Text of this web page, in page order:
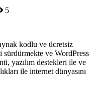
5
kodlu ve ücretsiz
sürdürmekte ve WordPress
yazılım destekleri ile ve
ile internet dünyasını